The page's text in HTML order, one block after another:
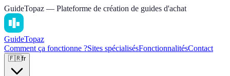
GuideTopaz — Plateforme de création de guides d'achat
GuideTopaz
Comment ça fonctionne ?Sites spécialisésFonctionnalitésContact
🇫🇷fr